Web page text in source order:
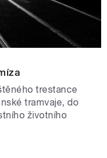
trestance
tramvaje, do
životního